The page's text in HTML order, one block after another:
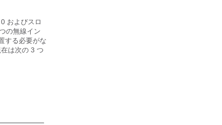
およびスロ
の無線イン
する必要がな
は次の 3 つ